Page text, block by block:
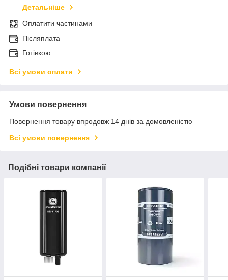
Детальніше
Оплатити частинами
Післяплата
Готівкою
Всі умови оплати
Умови повернення
Повернення товару впродовж 14 днів за домовленістю
Всі умови повернення
Подібні товари компанії